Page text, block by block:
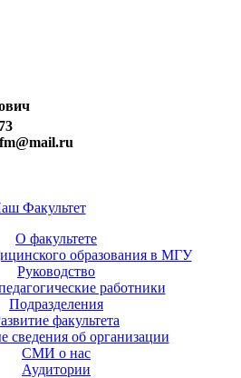
Факультет
О факультете
образования в МГУ
Руководство
работники
Подразделения
факультета
сведения об организации
СМИ о нас
Аудитории